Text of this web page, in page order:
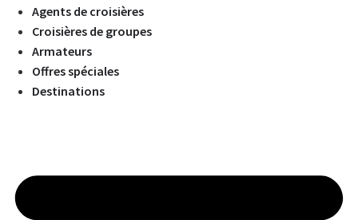
Agents de croisières
Croisières de groupes
Armateurs
Offres spéciales
Destinations